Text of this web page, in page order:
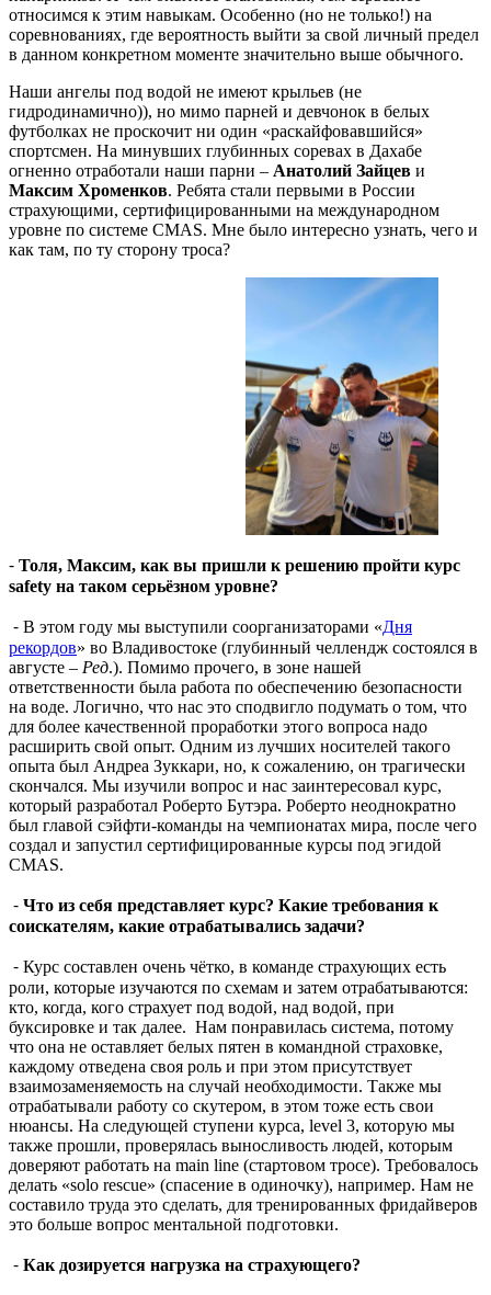
относимся к этим навыкам. Особенно (но не только!) на
соревнованиях, где вероятность выйти за свой личный предел
в данном конкретном моменте значительно выше обычного.
Наши ангелы под водой не имеют крыльев (не
гидродинамично)), но мимо парней и девчонок в белых
футболках не проскочит ни один «раскайфовавшийся»
спортсмен. На минувших глубинных соревах в Дахабе
огненно отработали наши парни – Анатолий Зайцев и
Максим Хроменков. Ребята стали первыми в России
страхующими, сертифицированными на международном
уровне по системе CMAS. Мне было интересно узнать, чего и
как там, по ту сторону троса?
⁃ Толя, Максим, как вы пришли к решению пройти курс
safety на таком серьёзном уровне?
⁃ В этом году мы выступили соорганизаторами «Дня
рекордов» во Владивостоке (глубинный челлендж состоялся в
августе – Ред.). Помимо прочего, в зоне нашей
ответственности была работа по обеспечению безопасности
на воде. Логично, что нас это сподвигло подумать о том, что
для более качественной проработки этого вопроса надо
расширить свой опыт. Одним из лучших носителей такого
опыта был Андреа Зуккари, но, к сожалению, он трагически
скончался. Мы изучили вопрос и нас заинтересовал курс,
который разработал Роберто Бутэра. Роберто неоднократно
был главой сэйфти-команды на чемпионатах мира, после чего
создал и запустил сертифицированные курсы под эгидой
CMAS.
⁃ Что из себя представляет курс? Какие требования к
соискателям, какие отрабатывались задачи?
⁃ Курс составлен очень чётко, в команде страхующих есть
роли, которые изучаются по схемам и затем отрабатываются:
кто, когда, кого страхует под водой, над водой, при
буксировке и так далее. Нам понравилась система, потому
что она не оставляет белых пятен в командной страховке,
каждому отведена своя роль и при этом присутствует
взаимозаменяемость на случай необходимости. Также мы
отрабатывали работу со скутером, в этом тоже есть свои
нюансы. На следующей ступени курса, level 3, которую мы
также прошли, проверялась выносливость людей, которым
доверяют работать на main line (стартовом тросе). Требовалось
делать «solo rescue» (спасение в одиночку), например. Нам не
составило труда это сделать, для тренированных фридайверов
это больше вопрос ментальной подготовки.
⁃ Как дозируется нагрузка на страхующего?